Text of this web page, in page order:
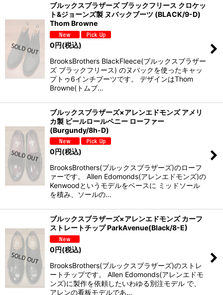
ブルックスブラザーズ ブラックフリース クロケッ
ト&ジョーンズ製 ヌバックブーツ (BLACK/9-D)
Thom Browne
0円(税込)
BrooksBrothers BlackFleece(ブルックスブラザー
ズ ブラックフリース) のヌバックを使ったキャッ
プトゥ6インチブーツです。 デザインはThom
Browne(トムブ…
ブルックスブラザーズ×アレンエドモンズ アメリ
カ製 ビールロールペニー ローファー
(Burgundy/8h-D)
0円(税込)
BrooksBrothers(ブルックスブラザーズ)のローフ
ァーです。 Allen Edomonds(アレンエドモンズ)の
Kenwoodというモデルをベースに ミッドソール
を積み、ソールの…
ブルックスブラザーズ×アレンエドモンズ カーフ
ストレートチップ ParkAvenue(Black/8-E)
0円(税込)
BrooksBrothers(ブルックスブラザーズ)のストレ
ートチップです。 Allen Edomonds(アレンエドモ
ンズ)に製作を依頼したいわゆる別注モデル で、
アレンの看板モデルであ…